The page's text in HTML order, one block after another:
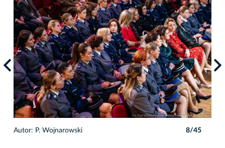
Autor: P. Wojnarowski 8/45